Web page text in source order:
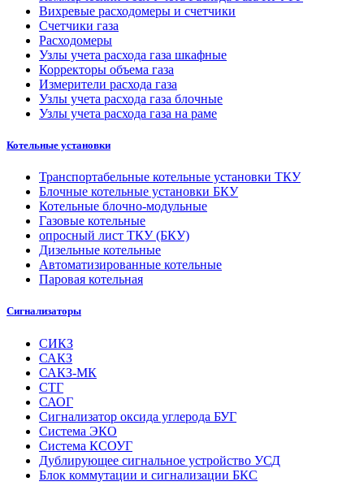
Вихревые расходомеры и счетчики
Счетчики газа
Расходомеры
Узлы учета расхода газа шкафные
Корректоры объема газа
Измерители расхода газа
Узлы учета расхода газа блочные
Узлы учета расхода газа на раме
Котельные установки
Транспортабельные котельные установки ТКУ
Блочные котельные установки БКУ
Котельные блочно-модульные
Газовые котельные
опросный лист ТКУ (БКУ)
Дизельные котельные
Автоматизированные котельные
Паровая котельная
Сигнализаторы
СИКЗ
САКЗ
САКЗ-МК
СТГ
САОГ
Сигнализатор оксида углерода БУГ
Система ЭКО
Система КСОУГ
Дублирующее сигнальное устройство УСД
Блок коммутации и сигнализации БКС